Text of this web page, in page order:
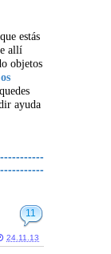
estás
allí
objetos
ayuda
11
24.11.13